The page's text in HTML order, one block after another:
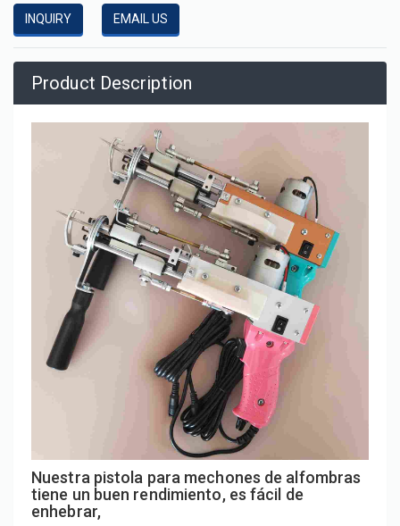
INQUIRY EMAIL US
Product Description
Nuestra pistola para mechones de alfombras
tiene un buen rendimiento, es fácil de
enhebrar,